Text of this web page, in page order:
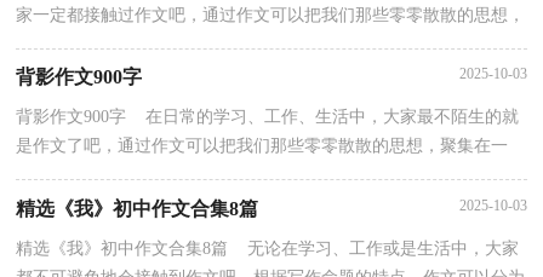
家一定都接触过作文吧，通过作文可以把我们那些零零散散的思想，
背影作文900字 2025-10-03
背影作文900字 在日常的学习、工作、生活中，大家最不陌生的就
是作文了吧，通过作文可以把我们那些零零散散的思想，聚集在一
块。相信许多人会觉得作文很难写吧，以下是小编精心...
精选《我》初中作文合集8篇 2025-10-03
精选《我》初中作文合集8篇 无论在学习、工作或是生活中，大家